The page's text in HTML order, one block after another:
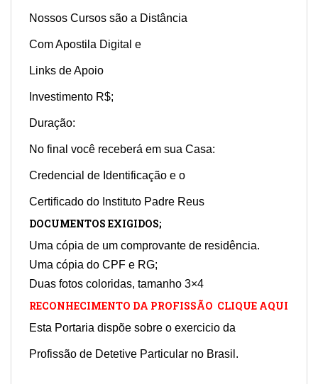
Nossos Cursos são a Distância
Com Apostila Digital e
Links de Apoio
Investimento R$;
Duração:
No final você receberá em sua Casa:
Credencial de Identificação e o
Certificado do Instituto Padre Reus
DOCUMENTOS EXIGIDOS;
Uma cópia de um comprovante de residência.
Uma cópia do CPF e RG;
Duas fotos coloridas, tamanho 3×4
RECONHECIMENTO DA PROFISSÃO CLIQUE AQUI
Esta Portaria dispõe sobre o exercicio da
Profissão de Detetive Particular no Brasil.